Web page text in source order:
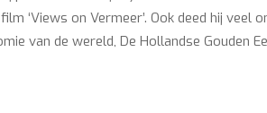
‘Views on Vermeer’. Ook deed hij veel
van de wereld, De Hollandse Gouden
de zakelijke Rembrandt). Als
Hollands Diep en Tableau. Met